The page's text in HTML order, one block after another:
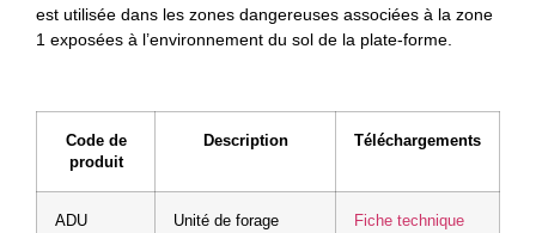
est utilisée dans les zones dangereuses associées à la zone
1 exposées à l’environnement du sol de la plate-forme.
Code de
produit
Description Téléchargements
ADU
Unité de forage
Fiche technique